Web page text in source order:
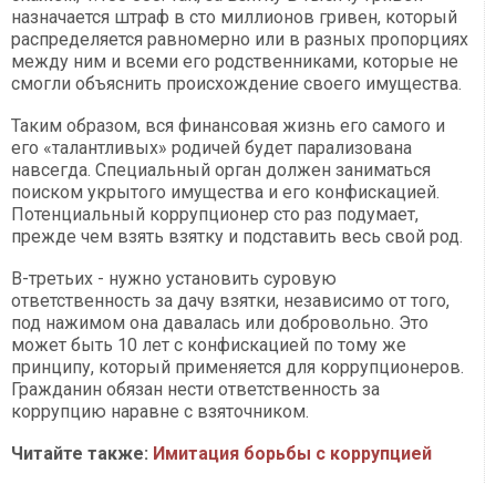
назначается штраф в сто миллионов гривен, который
распределяется равномерно или в разных пропорциях
между ним и всеми его родственниками, которые не
смогли объяснить происхождение своего имущества.
Таким образом, вся финансовая жизнь его самого и
его «талантливых» родичей будет парализована
навсегда. Специальный орган должен заниматься
поиском укрытого имущества и его конфискацией.
Потенциальный коррупционер сто раз подумает,
прежде чем взять взятку и подставить весь свой род.
В-третьих - нужно установить суровую
ответственность за дачу взятки, независимо от того,
под нажимом она давалась или добровольно. Это
может быть 10 лет с конфискацией по тому же
принципу, который применяется для коррупционеров.
Гражданин обязан нести ответственность за
коррупцию наравне с взяточником.
Читайте также: Имитация борьбы с коррупцией